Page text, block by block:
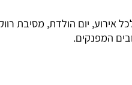
יום הולדת, מסיבת רווקים
המפנקים.